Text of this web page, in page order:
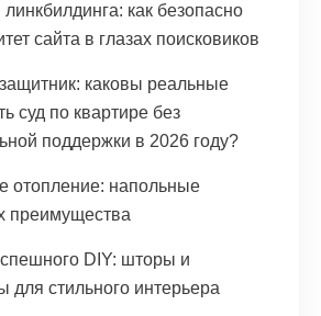
линкбилдинга: как безопасно
сайта в глазах поисковиков
каковы реальные
суд по квартире без
поддержки в 2026 году?
отопление: напольные
преимущества
DIY: шторы и
для стильного интерьера